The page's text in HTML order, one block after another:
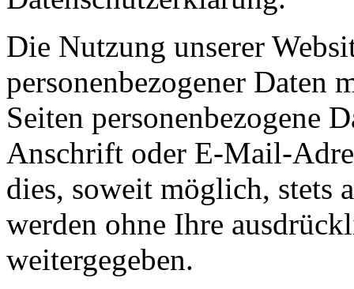
Die Nutzung unserer
personenbezogener Daten
Seiten personenbezogene
Anschrift oder E-Mail-
dies, soweit möglich, stets
werden ohne Ihre
weitergegeben.